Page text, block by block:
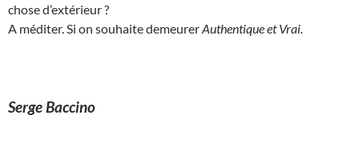
chose d’extérieur ?
A méditer. Si on souhaite demeurerAuthentique et Vrai.
Serge Baccino